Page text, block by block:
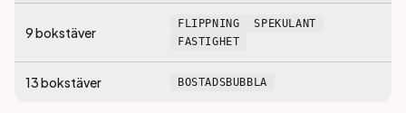
9bokstäver
FLIPPNING
SPEKULANT
FASTIGHET
13bokstäver BOSTADSBUBBLA